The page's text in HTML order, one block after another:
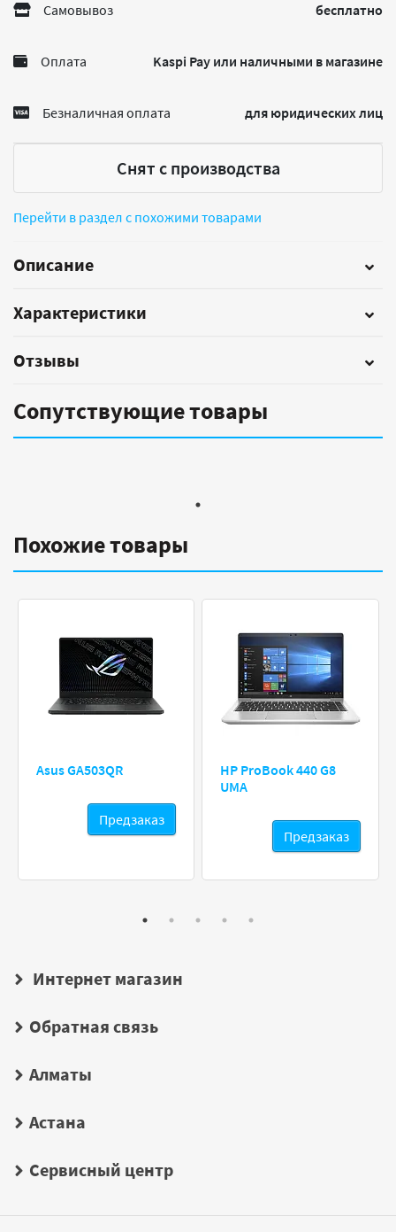
Самовывоз бесплатно
Оплата Kaspi Pay или наличными в магазине
Безналичная оплата для юридических лиц
Снят с производства
Перейти в раздел с похожими товарами
Описание
Характеристики
Отзывы
Сопутствующие товары
Похожие товары
Asus GA503QR
Предзаказ
HP ProBook 440 G8
UMA
Предзаказ
Интернет магазин
Обратная связь
Алматы
Астана
Сервисный центр